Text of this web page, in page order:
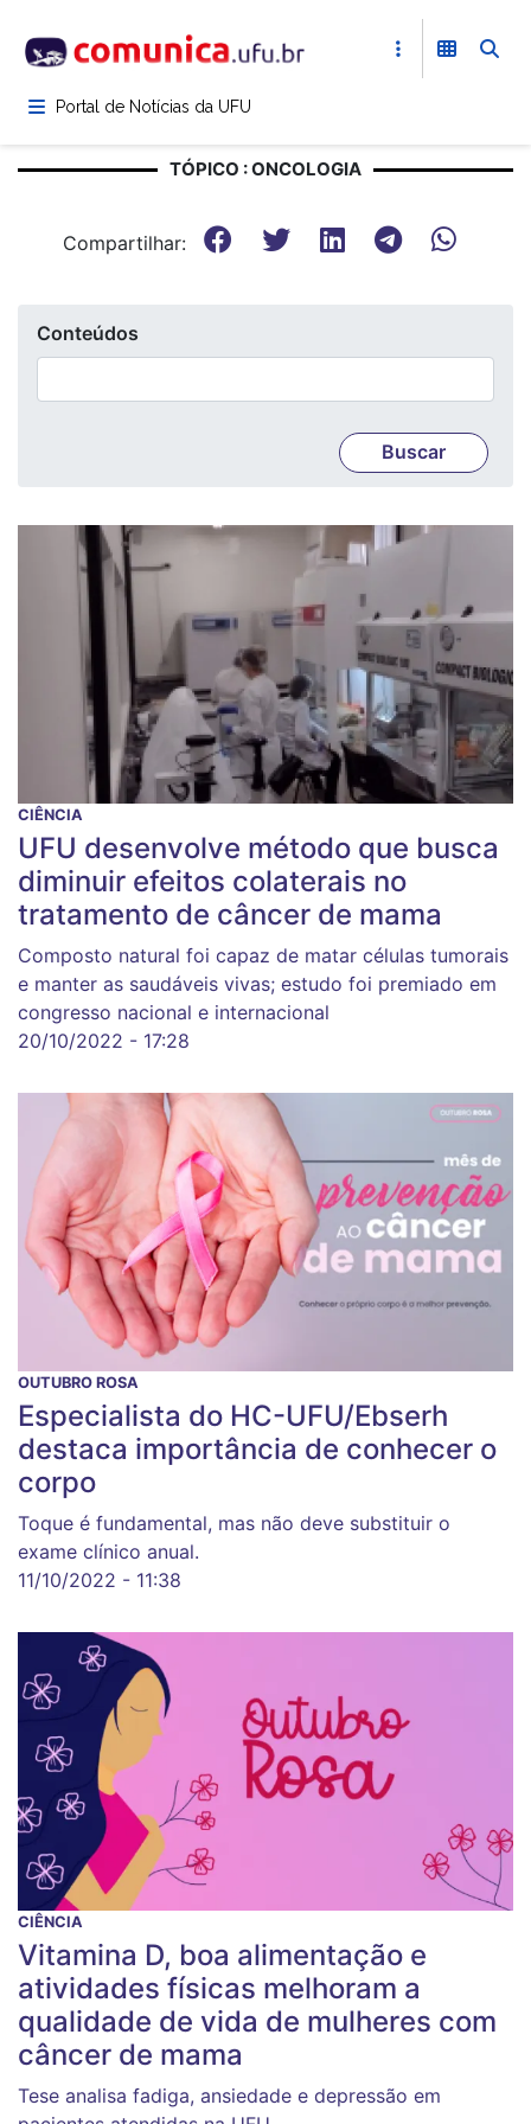
para
conteúdoPortal de Notícias da UFU
TÓPICO : ONCOLOGIA
Compartilhar:
Conteúdos
CIÊNCIA
UFU desenvolve método que busca
diminuir efeitos colaterais no
tratamento de câncer de mama
Composto natural foi capaz de matar células tumorais
e manter as saudáveis vivas; estudo foi premiado em
congresso nacional e internacional
20/10/2022 - 17:28
OUTUBRO ROSA
Especialista do HC-UFU/Ebserh
destaca importância de conhecer o
corpo
Toque é fundamental, mas não deve substituir o
exame clínico anual.
11/10/2022 - 11:38
CIÊNCIA
Vitamina D, boa alimentação e
atividades físicas melhoram a
qualidade de vida de mulheres com
câncer de mama
Tese analisa fadiga, ansiedade e depressão em